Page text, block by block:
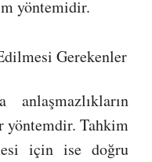
yöntemidir.
Gerekenler
anlaşmazlıkların
yöntemdir. Tahkim
için ise doğru